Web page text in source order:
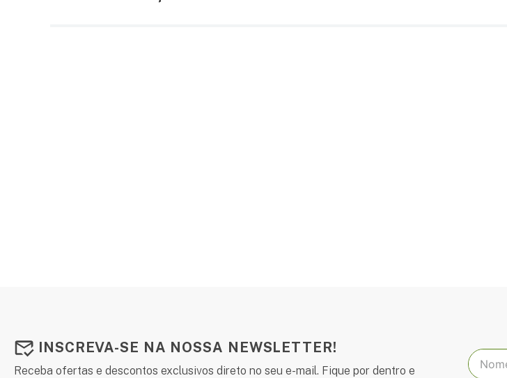
INSCREVA-SE NA NOSSA NEWSLETTER!
Receba ofertas e descontos exclusivos direto no seu e-mail. Fique por dentro e